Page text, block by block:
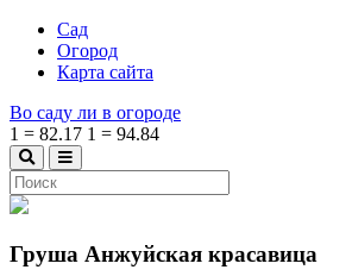
Сад
Огород
Карта сайта
Во саду ли в огороде
1 = 82.17 1 = 94.84
Груша Анжуйская красавица